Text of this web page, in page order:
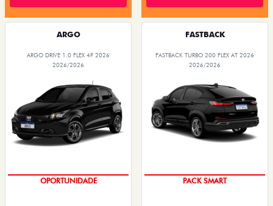
ARGO
ARGO DRIVE 1.0 FLEX 4P 2026
2026/2026
OPORTUNIDADE
FASTBACK
FASTBACK TURBO 200 FLEX AT 2026
2026/2026
PACK SMART